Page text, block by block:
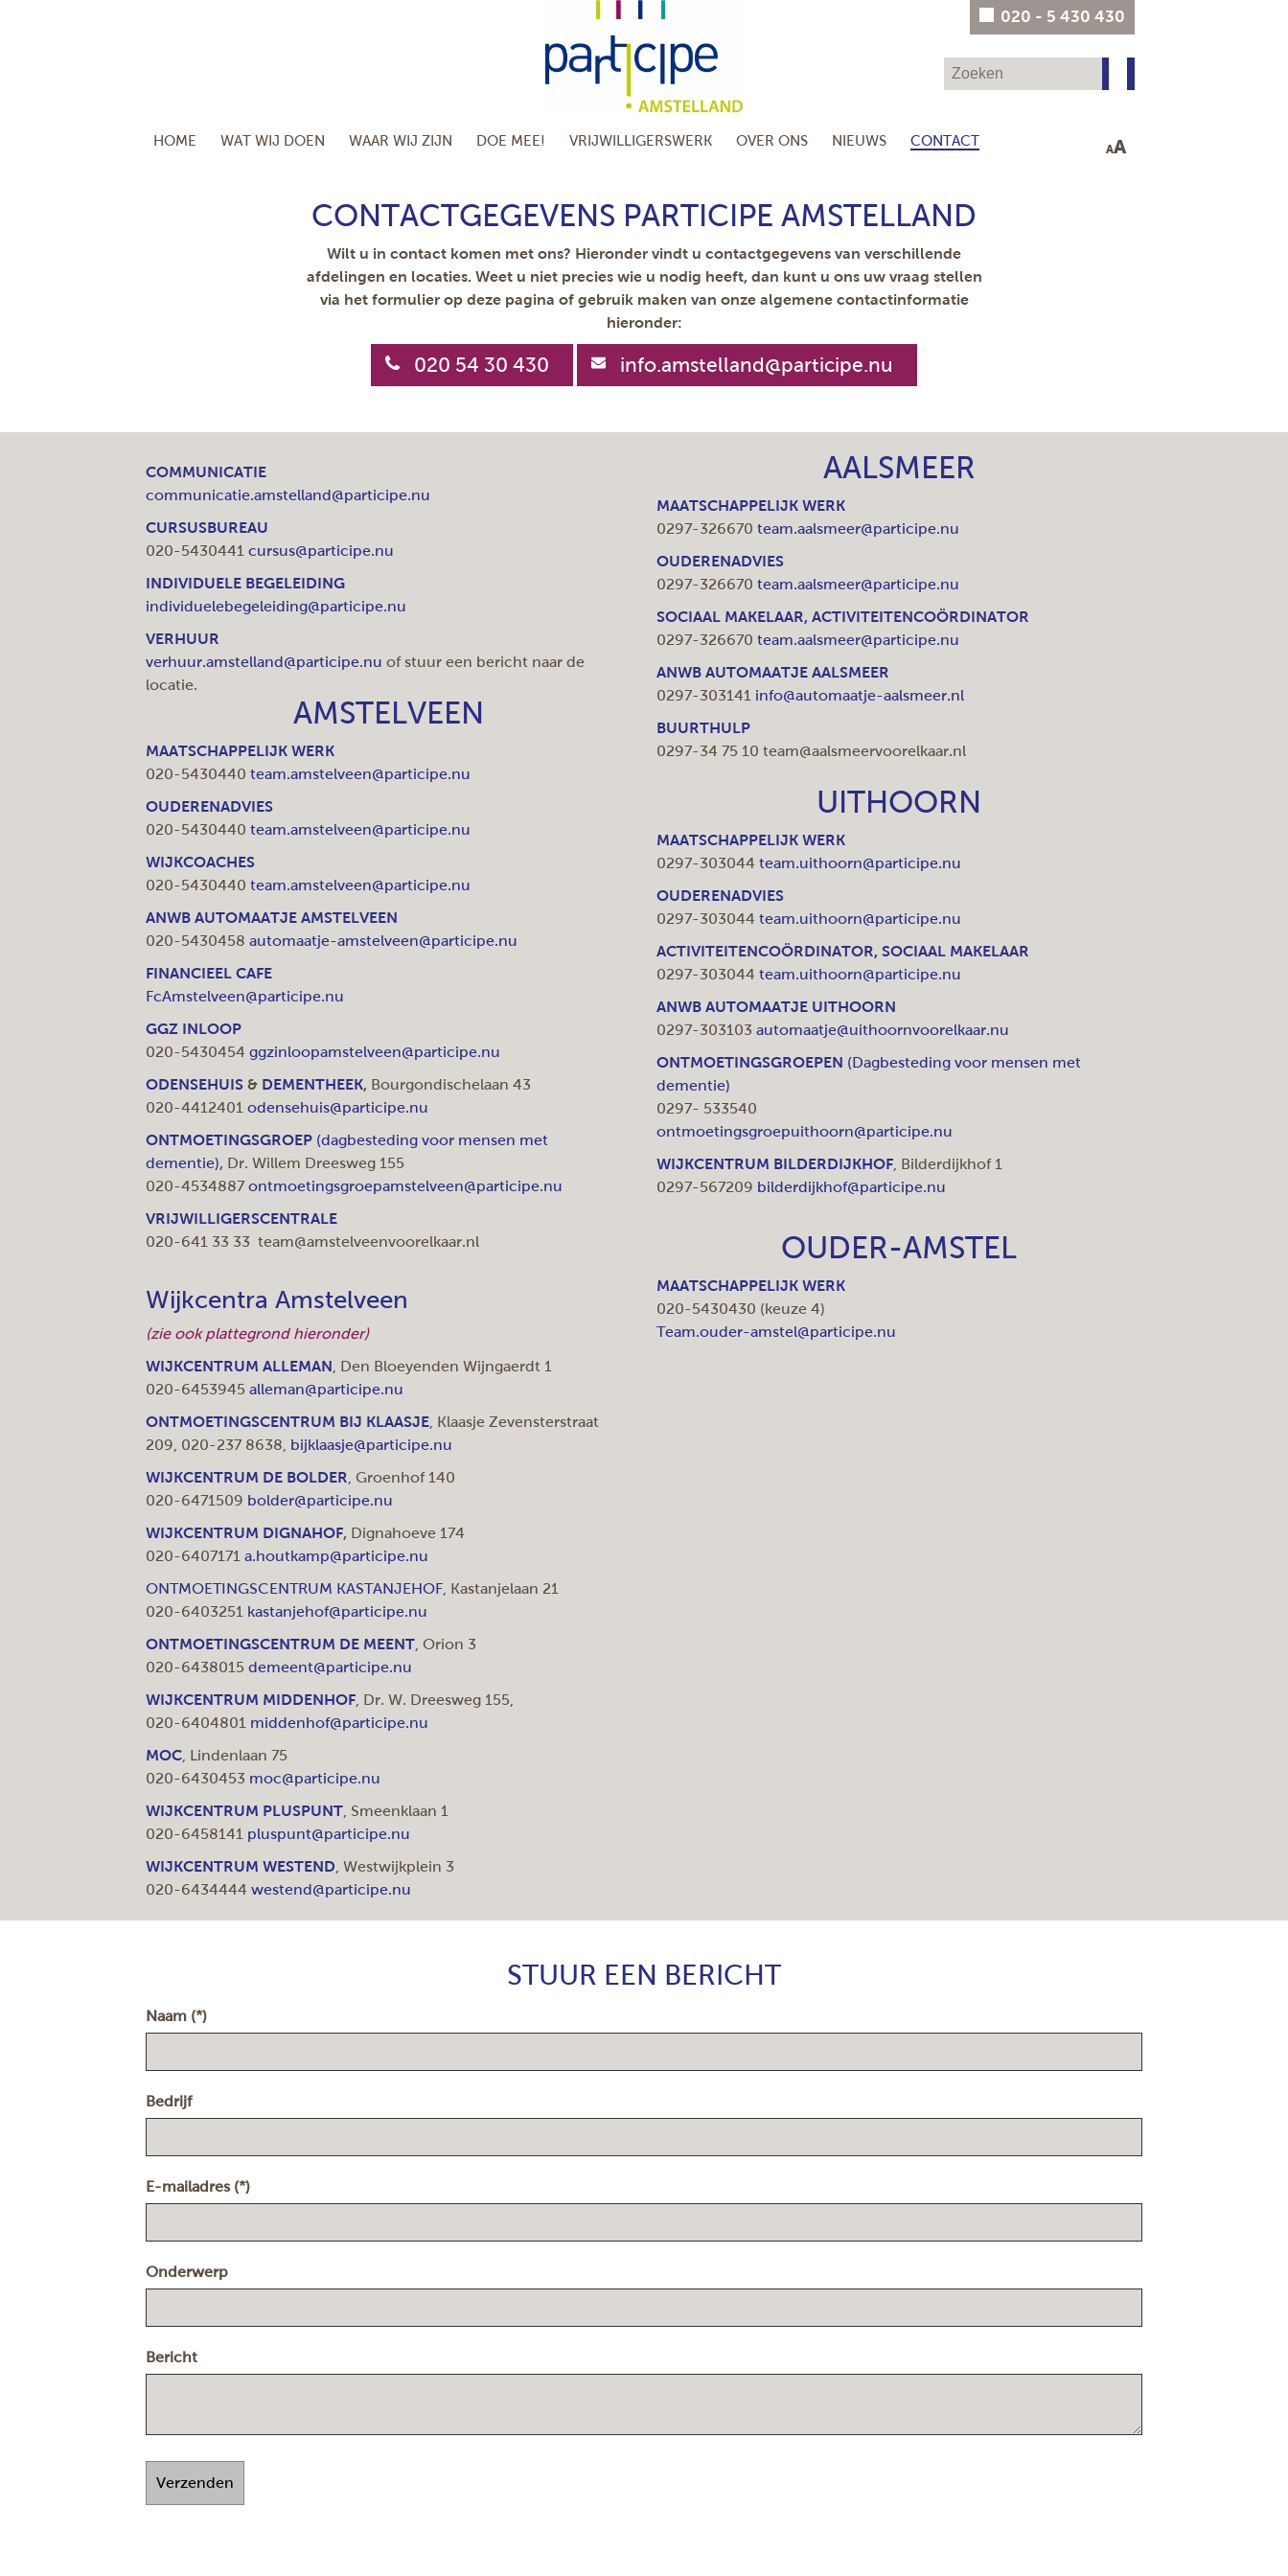
020 - 5 430 430
HOME WAT WIJ DOEN WAAR WIJ ZIJN DOE MEE! VRIJWILLIGERSWERK OVER ONS NIEUWS CONTACT
AA
CONTACTGEGEVENS PARTICIPE AMSTELLAND
Wilt u in contact komen met ons? Hieronder vindt u contactgegevens van verschillende
afdelingen en locaties. Weet u niet precies wie u nodig heeft, dan kunt u ons uw vraag stellen
via het formulier op deze pagina of gebruik maken van onze algemene contactinformatie
hieronder:
020 54 30 430 info.amstelland@participe.nu
COMMUNICATIE
communicatie.amstelland@participe.nu
CURSUSBUREAU
020-5430441 cursus@participe.nu
INDIVIDUELE BEGELEIDING
individuelebegeleiding@participe.nu
VERHUUR
verhuur.amstelland@participe.nu of stuur een bericht naar de
locatie.
AMSTELVEEN
MAATSCHAPPELIJK WERK
020-5430440 team.amstelveen@participe.nu
OUDERENADVIES
020-5430440 team.amstelveen@participe.nu
WIJKCOACHES
020-5430440 team.amstelveen@participe.nu
ANWB AUTOMAATJE AMSTELVEEN
020-5430458 automaatje-amstelveen@participe.nu
FINANCIEEL CAFE
FcAmstelveen@participe.nu
GGZ INLOOP
020-5430454 ggzinloopamstelveen@participe.nu
ODENSEHUIS & DEMENTHEEK, Bourgondischelaan 43
020-4412401 odensehuis@participe.nu
ONTMOETINGSGROEP (dagbesteding voor mensen met
dementie), Dr. Willem Dreesweg 155
020-4534887 ontmoetingsgroepamstelveen@participe.nu
VRIJWILLIGERSCENTRALE
020-641 33 33 team@amstelveenvoorelkaar.nl
Wijkcentra Amstelveen
(zie ook plattegrond hieronder)
WIJKCENTRUM ALLEMAN , Den Bloeyenden Wijngaerdt 1
020-6453945 alleman@participe.nu
ONTMOETINGSCENTRUM BIJ KLAASJE , Klaasje Zevensterstraat
209, 020-237 8638, bijklaasje@participe.nu
WIJKCENTRUM DE BOLDER , Groenhof 140
020-6471509 bolder@participe.nu
WIJKCENTRUM DIGNAHOF, Dignahoeve 174
020-6407171 a.houtkamp@participe.nu
ONTMOETINGSCENTRUM KASTANJEHOF , Kastanjelaan 21
020-6403251 kastanjehof@participe.nu
ONTMOETINGSCENTRUM DE MEENT , Orion 3
020-6438015 demeent@participe.nu
WIJKCENTRUM MIDDENHOF , Dr. W. Dreesweg 155,
020-6404801 middenhof@participe.nu
MOC , Lindenlaan 75
020-6430453 moc@participe.nu
WIJKCENTRUM PLUSPUNT , Smeenklaan 1
020-6458141 pluspunt@participe.nu
WIJKCENTRUM WESTEND , Westwijkplein 3
020-6434444 westend@participe.nu
AALSMEER
MAATSCHAPPELIJK WERK
0297-326670 team.aalsmeer@participe.nu
OUDERENADVIES
0297-326670 team.aalsmeer@participe.nu
SOCIAAL MAKELAAR, ACTIVITEITENCOÖRDINATOR
0297-326670 team.aalsmeer@participe.nu
ANWB AUTOMAATJE AALSMEER
0297-303141 info@automaatje-aalsmeer.nl
BUURTHULP
0297-34 75 10 team@aalsmeervoorelkaar.nl
UITHOORN
MAATSCHAPPELIJK WERK
0297-303044 team.uithoorn@participe.nu
OUDERENADVIES
0297-303044 team.uithoorn@participe.nu
ACTIVITEITENCOÖRDINATOR, SOCIAAL MAKELAAR
0297-303044 team.uithoorn@participe.nu
ANWB AUTOMAATJE UITHOORN
0297-303103 automaatje@uithoornvoorelkaar.nu
ONTMOETINGSGROEPEN (Dagbesteding voor mensen met
dementie)
0297- 533540
ontmoetingsgroepuithoorn@participe.nu
WIJKCENTRUM BILDERDIJKHOF, Bilderdijkhof 1
0297-567209 bilderdijkhof@participe.nu
OUDER-AMSTEL
MAATSCHAPPELIJK WERK
020-5430430 (keuze 4)
Team.ouder-amstel@participe.nu
STUUR EEN BERICHT
Naam (*)
Bedrijf
E-mailadres (*)
Onderwerp
Bericht
Verzenden